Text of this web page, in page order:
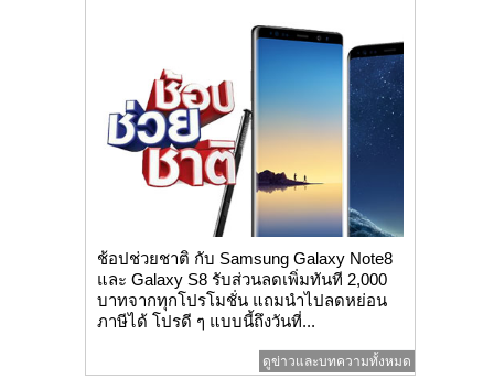
ช้อปช่วยชาติ กับ Samsung Galaxy Note8
และ Galaxy S8 รับส่วนลดเพิ่มทันที 2,000
บาทจากทุกโปรโมชั่น แถมนำไปลดหย่อน
ภาษีได้ โปรดี ๆ แบบนี้ถึงวันที่...
ดูข่าวและบทความทั้งหมด